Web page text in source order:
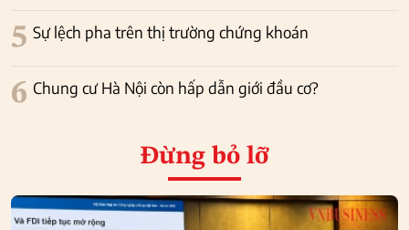
5 Sự lệch pha trên thị trường chứng khoán
6 Chung cư Hà Nội còn hấp dẫn giới đầu cơ?
Đừng bỏ lỡ